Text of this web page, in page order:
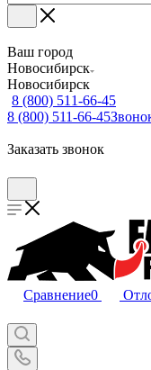
Ваш город
Новосибирск
Новосибирск
8 (800) 511-66-45
8 (800) 511-66-45
Заказать звонок
Сравнение0